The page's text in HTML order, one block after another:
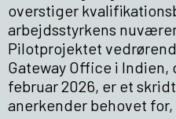
overstiger
arbejdsstyrkens
Pilotprojektet
Gateway Office i
februar 2026, er et
anerkender behovet